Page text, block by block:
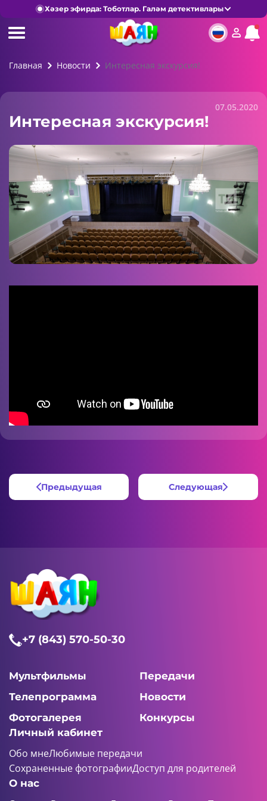
Хәзер эфирда: Тоботлар. Галәм детективлары
Главная Новости Интересная экскурсия!
07.05.2020
Интересная экскурсия!
Предыдущая Следующая
+7 (843) 570-50-30
Мультфильмы
Передачи
Телепрограмма
Новости
Фотогалерея
Конкурсы
Личный кабинет
Обо мнеЛюбимые передачи
Сохраненные фотографииДоступ для родителей
О нас